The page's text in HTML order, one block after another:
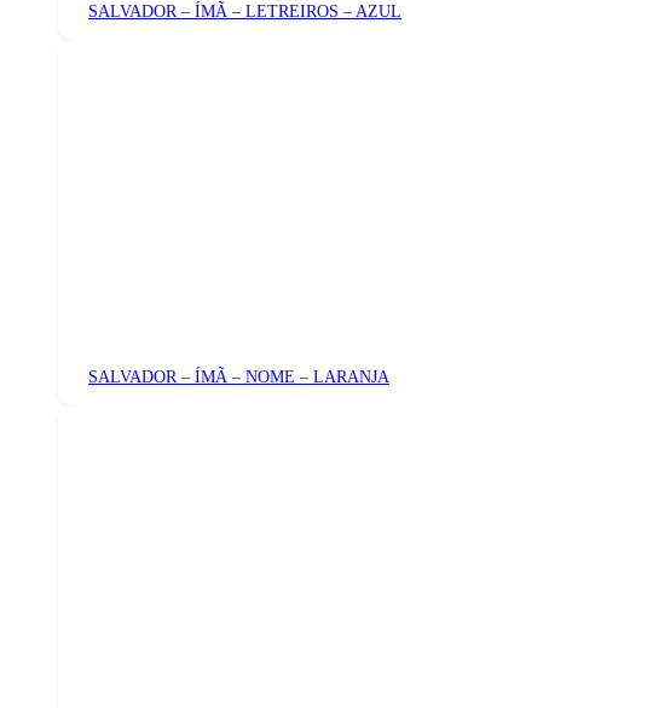
SALVADOR – ÍMÃ – LETREIROS – AZUL
SALVADOR – ÍMÃ – NOME – LARANJA